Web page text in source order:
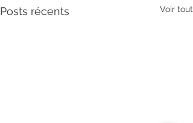
Posts récents Voir tout